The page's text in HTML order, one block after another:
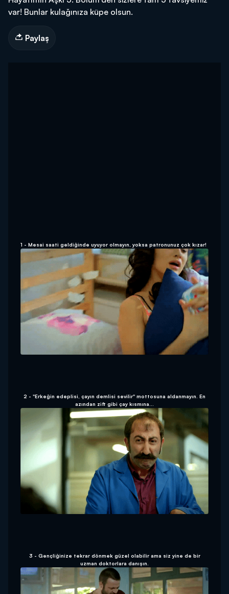
var! Bunlar kulağınıza küpe olsun.
Paylaş
1 - Mesai saati geldiğinde uyuyor olmayın, yoksa patronunuz çok kızar!
2 - "Erkeğin edeplisi, çayın demlisi sevilir" mottosuna aldanmayın. En
azından zift gibi çay kısmına...
3 - Gençliğinize tekrar dönmek güzel olabilir ama siz yine de bir
uzman doktorlara danışın.